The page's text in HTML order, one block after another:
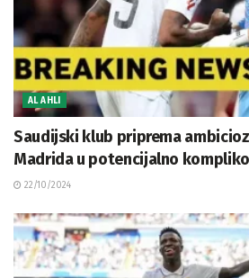
AL AHLI
Saudijski klub priprema
Madrida u potencijalno
22/10/2024